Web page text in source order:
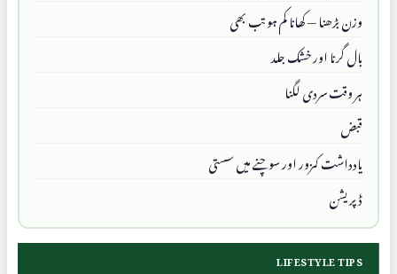
وزن بڑھنا — کھانا کم ہو تب بھی
بال گرنا اور خشک جلد
ہر وقت سردی لگنا
قبض
یادداشت کمزور اور سوچنے میں سستی
ڈپریشن
LIFESTYLE TIPS